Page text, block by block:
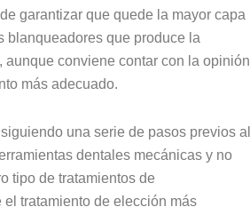
garantizar que quede la mayor capa
blanqueadores que produce la
conviene contar con la opinión
más adecuado.
una serie de pasos previos al
dentales mecánicas y no
tipo de tratamientos de
tratamiento de elección más